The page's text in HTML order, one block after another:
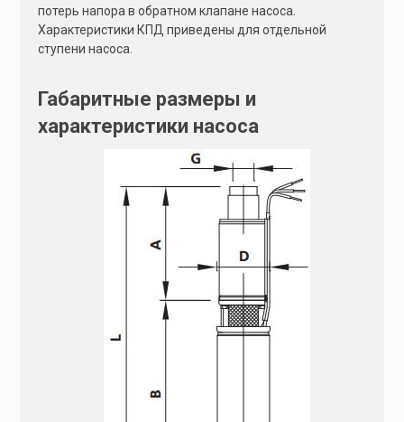
потерь напора в обратном клапане насоса.
Характеристики КПД приведены для отдельной
ступени насоса.
Габаритные размеры и
характеристики насоса